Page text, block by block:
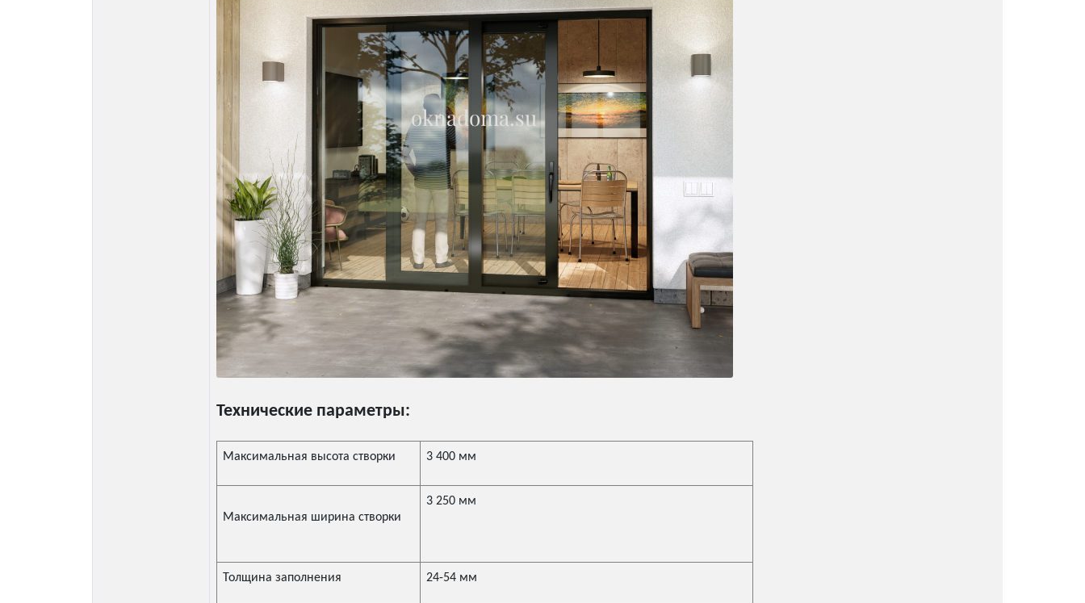
Технические параметры:
Максимальная высота створки 3 400 мм
Максимальная ширина створки
3 250 мм
Толщина заполнения 24-54 мм